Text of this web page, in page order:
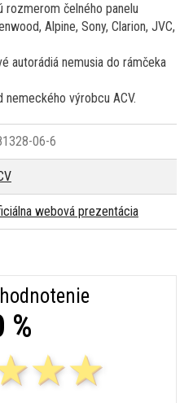
čelného panelu
Alpine, Sony, Clarion, JVC,
autorádiá nemusia do rámčeka
nemeckého výrobcu ACV.
06-6
webová prezentácia
%